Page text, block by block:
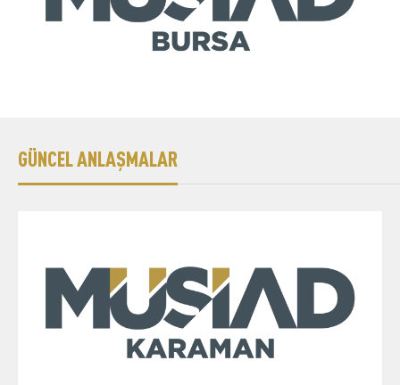
GÜNCEL ANLAŞMALAR